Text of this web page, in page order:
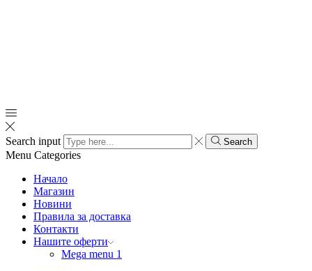
Search input Search
Menu Categories
Начало
Магазин
Новини
Правила за доставка
Контакти
Нашите оферти
Mega menu 1